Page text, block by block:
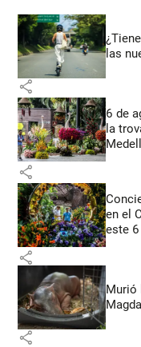
las
share
6 de
la
share
en el
este
share
Murió
share